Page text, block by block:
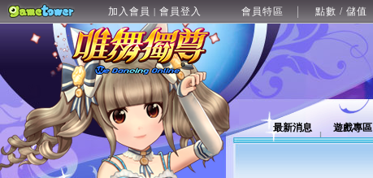
加入會員 | 會員登入 會員特區 點數 / 儲值
最新消息 遊戲專區